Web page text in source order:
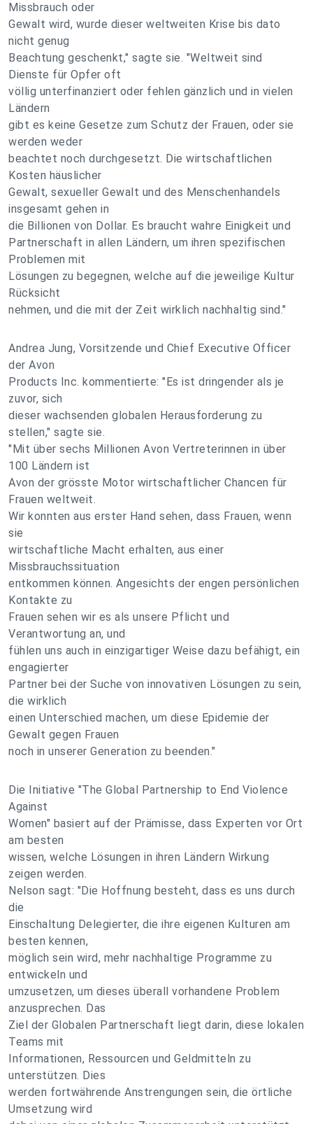
Missbrauch oder
Gewalt wird, wurde dieser weltweiten Krise bis dato
nicht genug
Beachtung geschenkt," sagte sie. "Weltweit sind
Dienste für Opfer oft
völlig unterfinanziert oder fehlen gänzlich und in vielen
Ländern
gibt es keine Gesetze zum Schutz der Frauen, oder sie
werden weder
beachtet noch durchgesetzt. Die wirtschaftlichen
Kosten häuslicher
Gewalt, sexueller Gewalt und des Menschenhandels
insgesamt gehen in
die Billionen von Dollar. Es braucht wahre Einigkeit und
Partnerschaft in allen Ländern, um ihren spezifischen
Problemen mit
Lösungen zu begegnen, welche auf die jeweilige Kultur
Rücksicht
nehmen, und die mit der Zeit wirklich nachhaltig sind."
Andrea Jung, Vorsitzende und Chief Executive Officer
der Avon
Products Inc. kommentierte: "Es ist dringender als je
zuvor, sich
dieser wachsenden globalen Herausforderung zu
stellen," sagte sie.
"Mit über sechs Millionen Avon Vertreterinnen in über
100 Ländern ist
Avon der grösste Motor wirtschaftlicher Chancen für
Frauen weltweit.
Wir konnten aus erster Hand sehen, dass Frauen, wenn
sie
wirtschaftliche Macht erhalten, aus einer
Missbrauchssituation
entkommen können. Angesichts der engen persönlichen
Kontakte zu
Frauen sehen wir es als unsere Pflicht und
Verantwortung an, und
fühlen uns auch in einzigartiger Weise dazu befähigt, ein
engagierter
Partner bei der Suche von innovativen Lösungen zu sein,
die wirklich
einen Unterschied machen, um diese Epidemie der
Gewalt gegen Frauen
noch in unserer Generation zu beenden."
Die Initiative "The Global Partnership to End Violence
Against
Women" basiert auf der Prämisse, dass Experten vor Ort
am besten
wissen, welche Lösungen in ihren Ländern Wirkung
zeigen werden.
Nelson sagt: "Die Hoffnung besteht, dass es uns durch
die
Einschaltung Delegierter, die ihre eigenen Kulturen am
besten kennen,
möglich sein wird, mehr nachhaltige Programme zu
entwickeln und
umzusetzen, um dieses überall vorhandene Problem
anzusprechen. Das
Ziel der Globalen Partnerschaft liegt darin, diese lokalen
Teams mit
Informationen, Ressourcen und Geldmitteln zu
unterstützen. Dies
werden fortwährende Anstrengungen sein, die örtliche
Umsetzung wird